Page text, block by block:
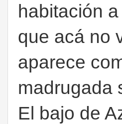
habitación
que acá no
aparece
madrugada
El bajo de